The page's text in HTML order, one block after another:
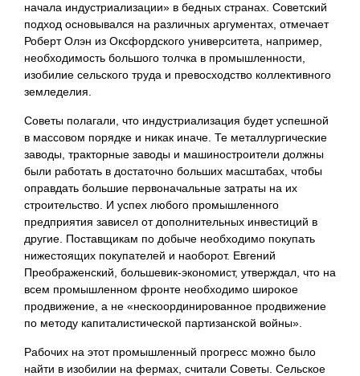
начала индустриализации» в бедных странах. Советский
подход основывался на различных аргументах, отмечает
Роберт Олэн из Оксфордского университета, например,
необходимость большого толчка в промышленности,
изобилие сельского труда и превосходство коллективного
земледелия.
Советы полагали, что индустриализация будет успешной
в массовом порядке и никак иначе. Те металлургические
заводы, тракторные заводы и машиностроители должны
были работать в достаточно больших масштабах, чтобы
оправдать большие первоначальные затраты на их
строительство. И успех любого промышленного
предприятия зависел от дополнительных инвестиций в
другие. Поставщикам по добыче необходимо покупать
нижестоящих покупателей и наоборот. Евгений
Преображенский, большевик-экономист, утверждал, что на
всем промышленном фронте необходимо широкое
продвижение, а не «нескоординированное продвижение
по методу капиталистической партизанской войны».
Рабочих на этот промышленный прогресс можно было
найти в изобилии на фермах, считали Советы. Сельское